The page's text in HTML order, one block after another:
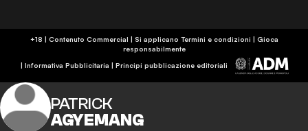
+18 | Contenuto Commercial | Si applicano Termini e condizioni | Gioca
responsabilmente
| Informativa Pubblicitaria | Principi pubblicazione editoriali
PATRICK
AGYEMANG